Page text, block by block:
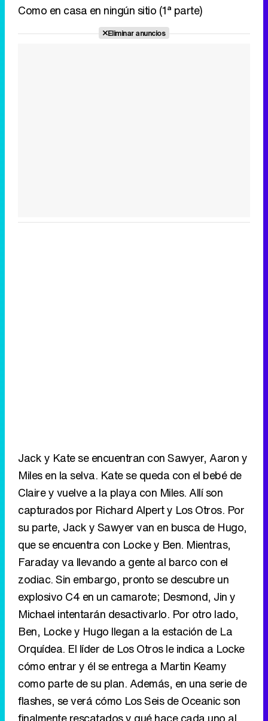
Como en casa en ningún sitio (1ª parte)
Eliminar anuncios
Jack y Kate se encuentran con Sawyer, Aaron y
Miles en la selva. Kate se queda con el bebé de
Claire y vuelve a la playa con Miles. Allí son
capturados por Richard Alpert y Los Otros. Por
su parte, Jack y Sawyer van en busca de Hugo,
que se encuentra con Locke y Ben. Mientras,
Faraday va llevando a gente al barco con el
zodiac. Sin embargo, pronto se descubre un
explosivo C4 en un camarote; Desmond, Jin y
Michael intentarán desactivarlo. Por otro lado,
Ben, Locke y Hugo llegan a la estación de La
Orquídea. El líder de Los Otros le indica a Locke
cómo entrar y él se entrega a Martin Keamy
como parte de su plan. Además, en una serie de
flashes, se verá cómo Los Seis de Oceanic son